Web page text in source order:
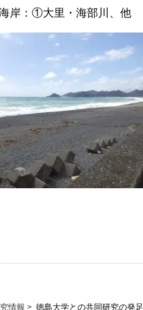
海岸：①大里・海部川、他
情報 > 徳島大学との共同研究の発足